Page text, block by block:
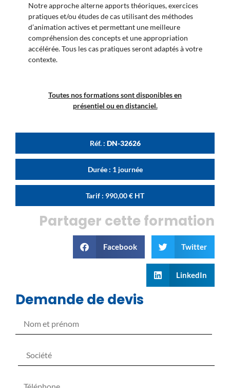
Notre approche alterne apports théoriques, exercices
pratiques et/ou études de cas utilisant des méthodes
d’animation actives et permettant une meilleure
compréhension des concepts et une appropriation
accélérée. Tous les cas pratiques seront adaptés à votre
contexte.
Toutes nos formations sont disponibles en
présentiel ou en distanciel.
Réf. : DN-32626
Durée : 1 journée
Tarif : 990,00€ HT
Partager cette formation
Facebook Twitter
LinkedIn
Demande de devis